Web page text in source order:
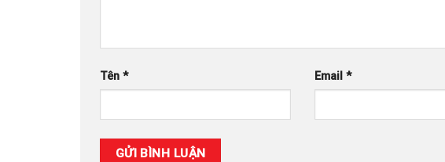
Tên * Email*